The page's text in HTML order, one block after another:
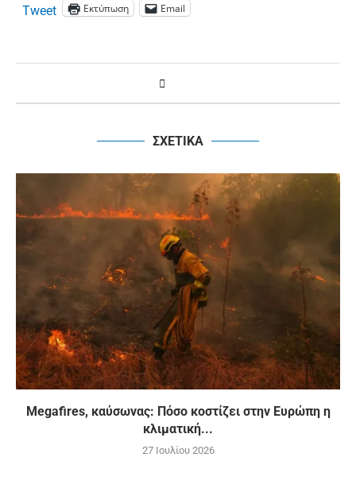
Tweet Εκτύπωση Email
ΣΧΕΤΙΚΑ
Megafires, καύσωνας: Πόσο κοστίζει στην Ευρώπη η
κλιματική...
27 Ιουλίου 2026